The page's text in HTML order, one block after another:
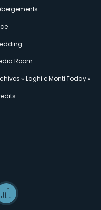
Room
« Laghi e Monti Today »